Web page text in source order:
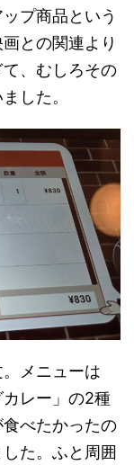
プ商品という
との関連より
、むしろその
した。
メニューは
カレー」の2種
べたかったの
た。ふと周囲